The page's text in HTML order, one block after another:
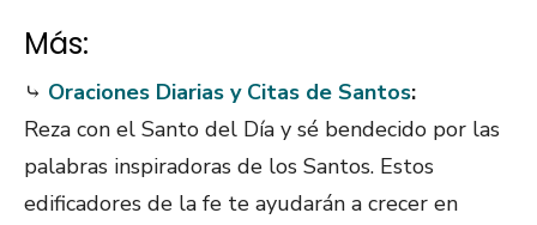
Más:
⤷ Oraciones Diarias y Citas de Santos:
Reza con el Santo del Día y sé bendecido por las
palabras inspiradoras de los Santos. Estos
edificadores de la fe te ayudarán a crecer en